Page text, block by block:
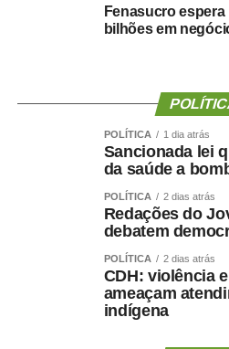
COMENTE ABAIXO:
WhatsApp
Facebook
Twitter
Fenasucro
bilhões em
POLÍTICA 1 dia atrás
Sancionada lei
da saúde a
POLÍTICA 2 dias atrás
Redações do
debatem
POLÍTICA 2 dias atrás
CDH: violência
ameaçam
indígena